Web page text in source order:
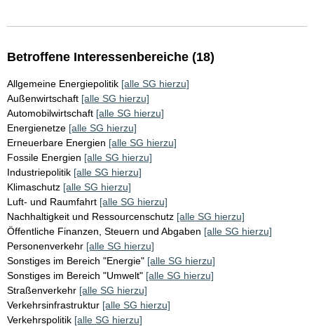
Betroffene Interessenbereiche (18)
Allgemeine Energiepolitik [alle SG hierzu]
Außenwirtschaft [alle SG hierzu]
Automobilwirtschaft [alle SG hierzu]
Energienetze [alle SG hierzu]
Erneuerbare Energien [alle SG hierzu]
Fossile Energien [alle SG hierzu]
Industriepolitik [alle SG hierzu]
Klimaschutz [alle SG hierzu]
Luft- und Raumfahrt [alle SG hierzu]
Nachhaltigkeit und Ressourcenschutz [alle SG hierzu]
Öffentliche Finanzen, Steuern und Abgaben [alle SG hierzu]
Personenverkehr [alle SG hierzu]
Sonstiges im Bereich "Energie" [alle SG hierzu]
Sonstiges im Bereich "Umwelt" [alle SG hierzu]
Straßenverkehr [alle SG hierzu]
Verkehrsinfrastruktur [alle SG hierzu]
Verkehrspolitik [alle SG hierzu]